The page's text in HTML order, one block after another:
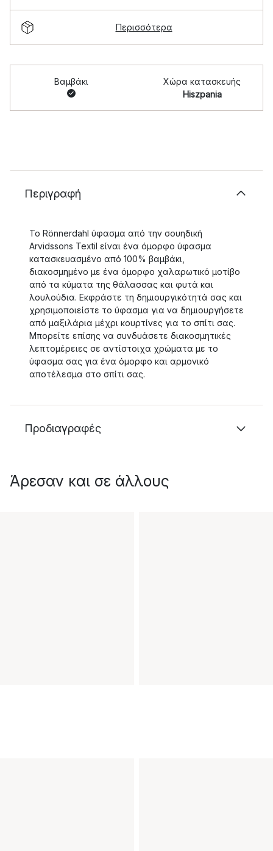
Περισσότερα
Βαμβάκι
Χώρα κατασκευής
Hiszpania
Περιγραφή
Το Rönnerdahl ύφασμα από την σουηδική
Arvidssons Textil είναι ένα όμορφο ύφασμα
κατασκευασμένο από 100% βαμβάκι,
διακοσμημένο με ένα όμορφο χαλαρωτικό μοτίβο
από τα κύματα της θάλασσας και φυτά και
λουλούδια. Εκφράστε τη δημιουργικότητά σας και
χρησιμοποιείστε το ύφασμα για να δημιουργήσετε
από μαξιλάρια μέχρι κουρτίνες για το σπίτι σας.
Μπορείτε επίσης να συνδυάσετε διακοσμητικές
λεπτομέρειες σε αντίστοιχα χρώματα με το
ύφασμα σας για ένα όμορφο και αρμονικό
αποτέλεσμα στο σπίτι σας.
Προδιαγραφές
Άρεσαν και σε άλλους